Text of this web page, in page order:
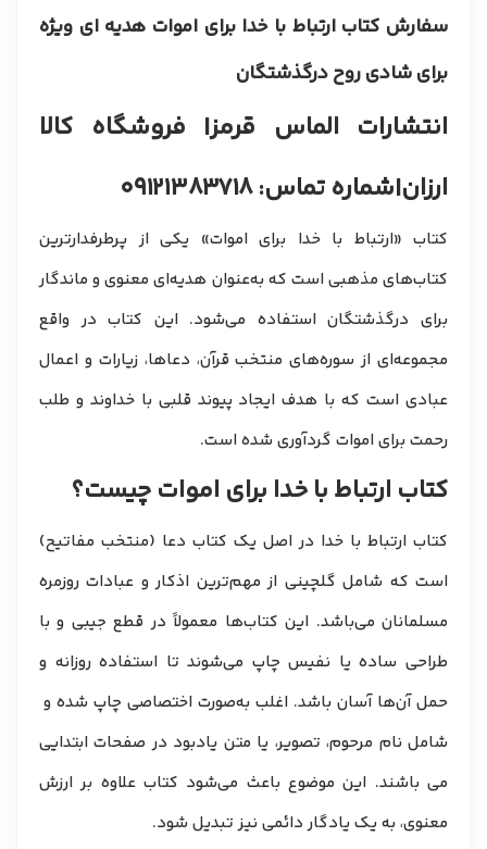
سفارش کتاب ارتباط با خدا برای اموات هدیه ای ویژه
برای شادی روح درگذشتگان
انتشارات الماس قرمز| فروشگاه کالا
ارزان|شماره تماس: ۰۹۱۲۱۳۸۳۷۱۸
کتاب «ارتباط با خدا برای اموات» یکی از پرطرفدارترین
کتاب‌های مذهبی است که به‌عنوان هدیه‌ای معنوی و ماندگار
برای درگذشتگان استفاده می‌شود. این کتاب در واقع
مجموعه‌ای از سوره‌های منتخب قرآن، دعاها، زیارات و اعمال
عبادی است که با هدف ایجاد پیوند قلبی با خداوند و طلب
رحمت برای اموات گردآوری شده است.
کتاب ارتباط با خدا برای اموات چیست؟
کتاب ارتباط با خدا در اصل یک کتاب دعا (منتخب مفاتیح)
است که شامل گلچینی از مهم‌ترین اذکار و عبادات روزمره
مسلمانان می‌باشد. این کتاب‌ها معمولاً در قطع جیبی و با
طراحی ساده یا نفیس چاپ می‌شوند تا استفاده روزانه و
حمل آن‌ها آسان باشد. اغلب به‌صورت اختصاصی چاپ شده و
شامل نام مرحوم، تصویر، یا متن یادبود در صفحات ابتدایی
می باشند. این موضوع باعث می‌شود کتاب علاوه بر ارزش
معنوی، به یک یادگار دائمی نیز تبدیل شود.